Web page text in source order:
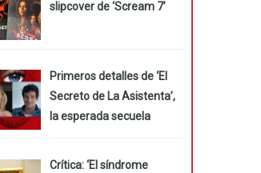
slipcover de ‘Scream 7’
Primeros detalles de ‘El
Secreto de La Asistenta’,
la esperada secuela
Crítica: ‘El síndrome